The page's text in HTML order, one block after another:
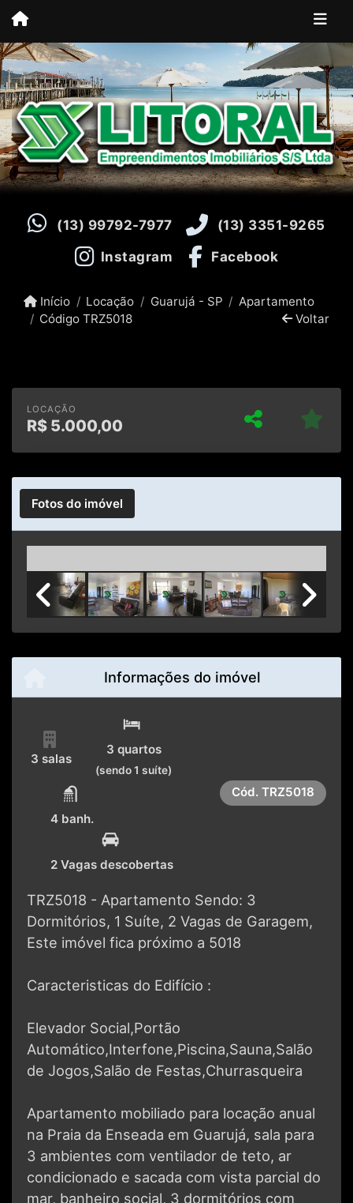
(13) 99792-7977 (13) 3351-9265
Instagram Facebook
Início Locação Guarujá - SP
Apartamento
Código TRZ5018
Voltar
LOCAÇÃO
R$ 5.000,00
Fotos do imóvel
Previous Next
Informações do imóvel
3 salas
3 quartos
(sendo 1 suíte)
4 banh.
2 Vagas descobertas
Cód. TRZ5018
TRZ5018 - Apartamento Sendo: 3
Dormitórios, 1 Suíte, 2 Vagas de Garagem,
Este imóvel fica próximo a 5018
Caracteristicas do Edifício :
Elevador Social,Portão
Automático,Interfone,Piscina,Sauna,Salão
de Jogos,Salão de Festas,Churrasqueira
Apartamento mobiliado para locação anual
na Praia da Enseada em Guarujá, sala para
3 ambientes com ventilador de teto, ar
condicionado e sacada com vista parcial do
mar, banheiro social, 3 dormitórios com